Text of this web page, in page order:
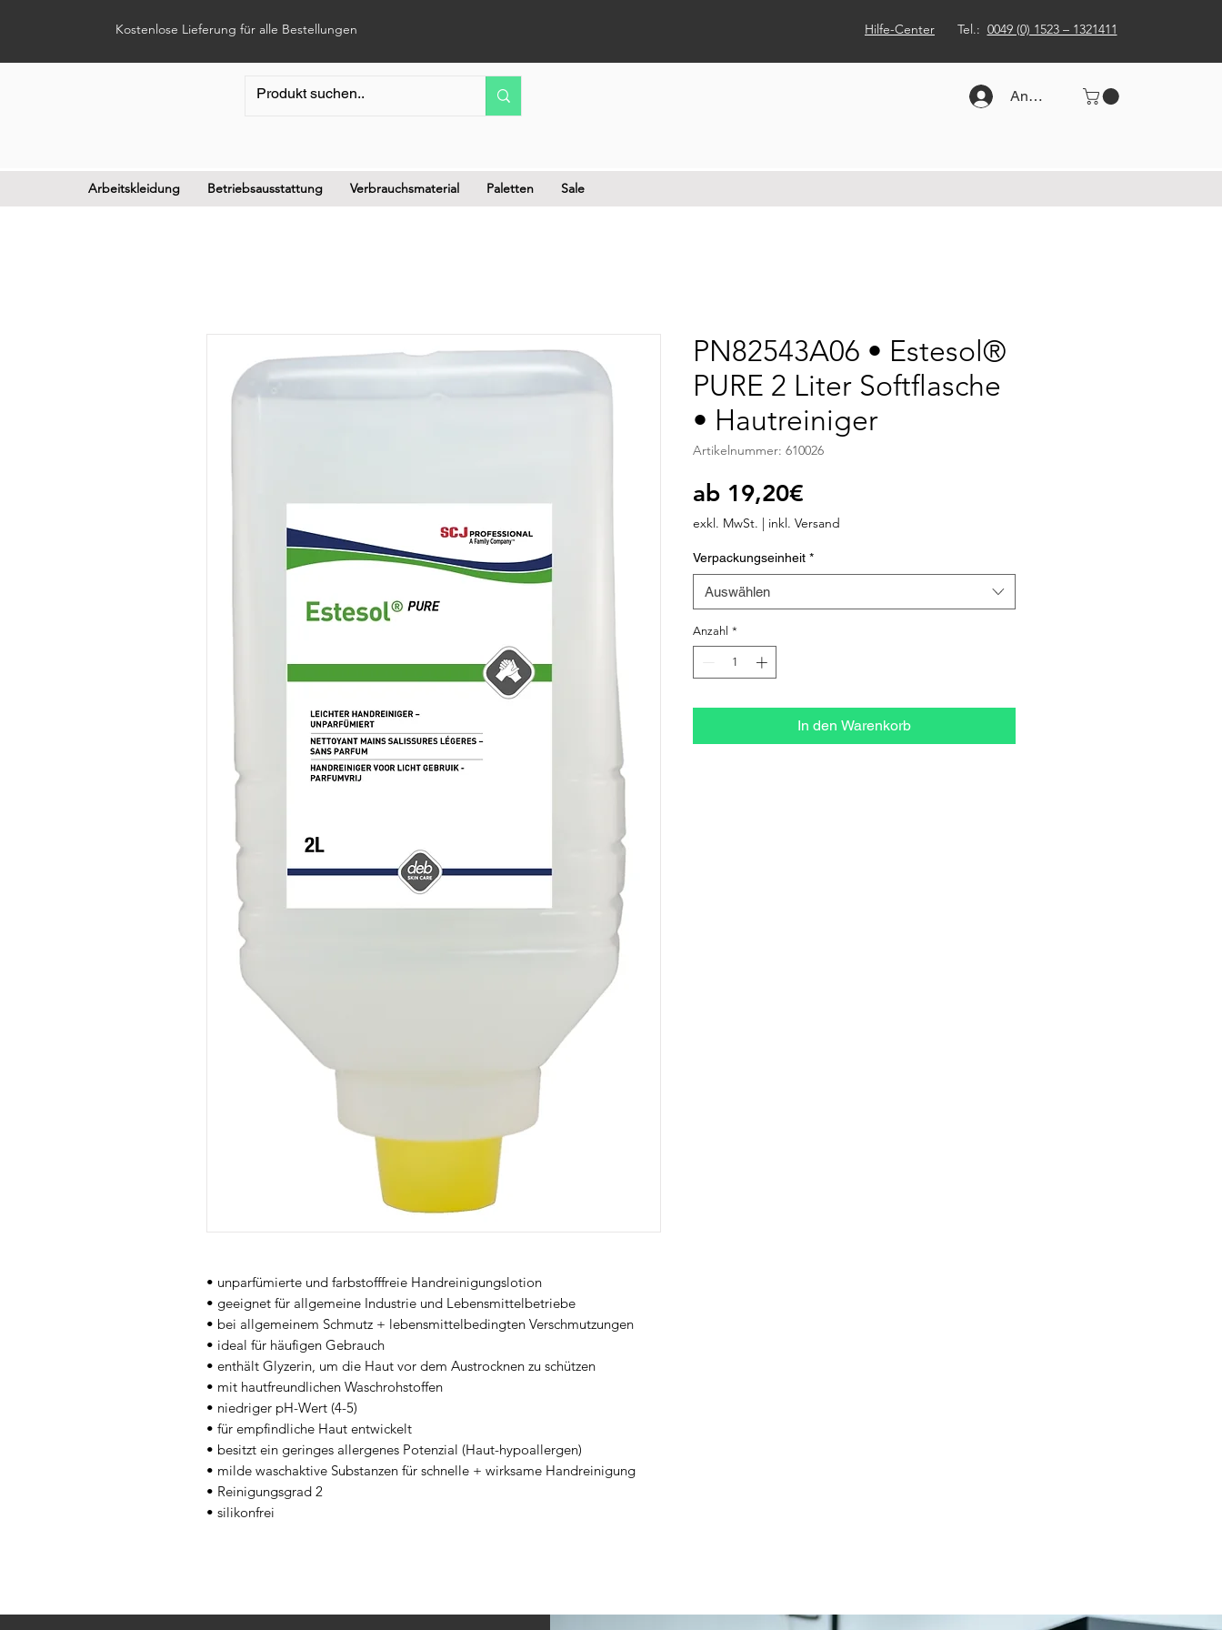
Kostenlose Lieferung für alle Bestellungen Hilfe-Center Tel.: 0049 (0) 1523 – 1321411
Anmelden
Arbeitskleidung Betriebsausstattung Verbrauchsmaterial Paletten Sale
• unparfümierte und farbstofffreie Handreinigungslotion
• geeignet für allgemeine Industrie und Lebensmittelbetriebe
• bei allgemeinem Schmutz + lebensmittelbedingten Verschmutzungen
• ideal für häufigen Gebrauch
• enthält Glyzerin, um die Haut vor dem Austrocknen zu schützen
• mit hautfreundlichen Waschrohstoffen
• niedriger pH-Wert (4-5)
• für empfindliche Haut entwickelt
• besitzt ein geringes allergenes Potenzial (Haut-hypoallergen)
• milde waschaktive Substanzen für schnelle + wirksame Handreinigung
• Reinigungsgrad 2
• silikonfrei
PN82543A06 • Estesol®
PURE 2 Liter Softflasche
• Hautreiniger
Artikelnummer: 610026
ab 19,20€
Preis
exkl. MwSt. | inkl. Versand
Verpackungseinheit *
Auswählen
Anzahl *
In den Warenkorb